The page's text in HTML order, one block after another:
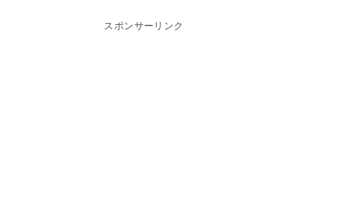
スポンサーリンク